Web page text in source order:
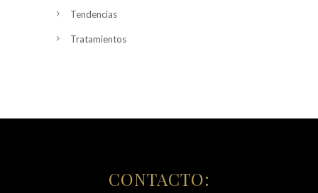
Tendencias
Tratamientos
CONTACTO: